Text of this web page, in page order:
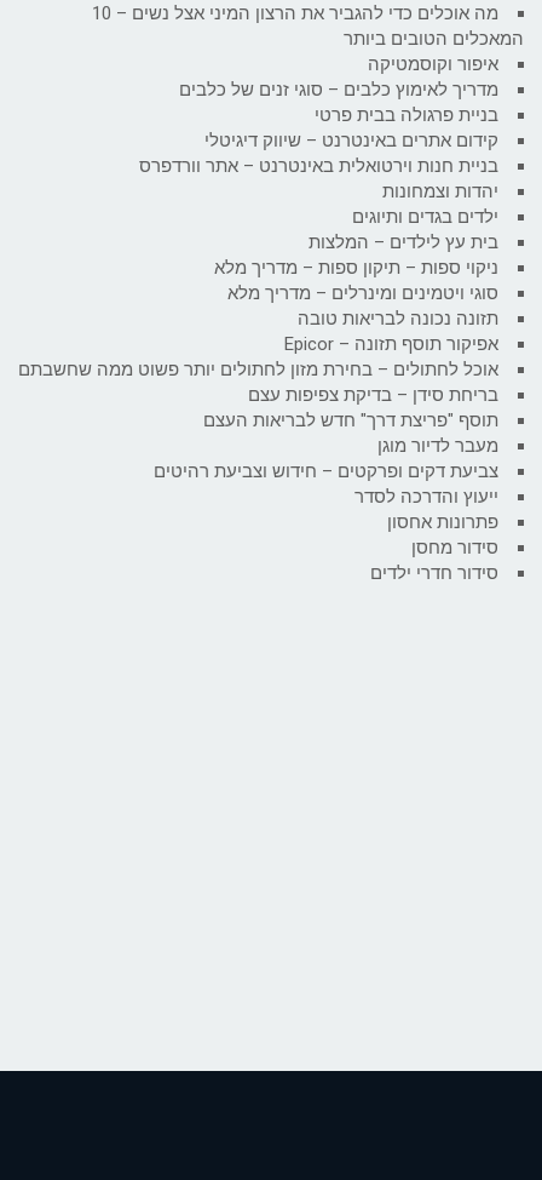
מה אוכלים כדי להגביר את הרצון המיני אצל נשים – 10
המאכלים הטובים ביותר
איפור וקוסמטיקה
מדריך לאימוץ כלבים – סוגי זנים של כלבים
בניית פרגולה בבית פרטי
קידום אתרים באינטרנט – שיווק דיגיטלי
בניית חנות וירטואלית באינטרנט – אתר וורדפרס
יהדות וצמחונות
ילדים בגדים ותיוגים
בית עץ לילדים – המלצות
ניקוי ספות – תיקון ספות – מדריך מלא
סוגי ויטמינים ומינרלים – מדריך מלא
תזונה נכונה לבריאות טובה
אפיקור תוסף תזונה – Epicor
אוכל לחתולים – בחירת מזון לחתולים יותר פשוט ממה שחשבתם
בריחת סידן – בדיקת צפיפות עצם
תוסף "פריצת דרך" חדש לבריאות העצם
מעבר לדיור מוגן
צביעת דקים ופרקטים – חידוש וצביעת רהיטים
ייעוץ והדרכה לסדר
פתרונות אחסון
סידור מחסן
סידור חדרי ילדים